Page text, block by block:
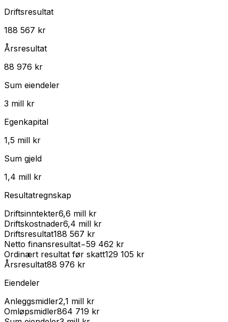
Driftsresultat
188 567 kr
Årsresultat
88 976 kr
Sum eiendeler
3 mill kr
Egenkapital
1,5 mill kr
Sum gjeld
1,4 mill kr
Resultatregnskap
Driftsinntekter6,6 mill kr
Driftskostnader6,4 mill kr
Driftsresultat188 567 kr
Netto finansresultat−59 462 kr
Ordinært resultat før skatt129 105 kr
Årsresultat88 976 kr
Eiendeler
Anleggsmidler2,1 mill kr
Omløpsmidler864 719 kr